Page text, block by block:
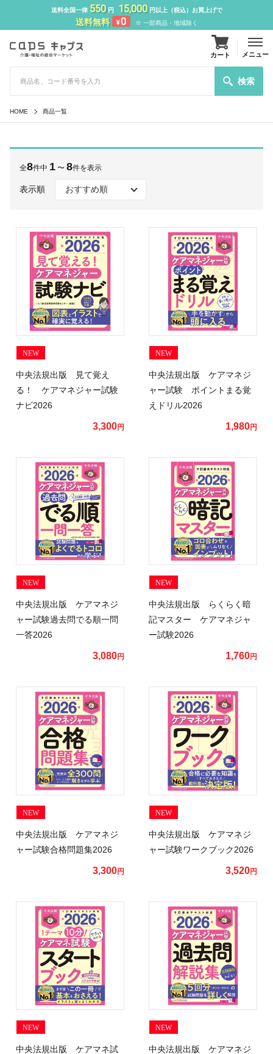
送料全国一律 550円 15,000円以上（税込）お買上げで
送料無料 ¥0 ※ 一部商品・地域除く
検索
カート メニュー
HOME 商品一覧
全8件中 1 〜 8件を表示
表示順
NEW
中央法規出版 見て覚え
る！ ケアマネジャー試験
ナビ2026
3,300円
NEW
中央法規出版 ケアマネジ
ャー試験 ポイントまる覚
えドリル2026
1,980円
NEW
中央法規出版 ケアマネジ
ャー試験過去問でる順一問
一答2026
3,080円
NEW
中央法規出版 らくらく暗
記マスター ケアマネジャ
ー試験2026
1,760円
NEW
中央法規出版 ケアマネジ
ャー試験合格問題集2026
3,300円
NEW
中央法規出版 ケアマネジ
ャー試験ワークブック2026
3,520円
NEW
中央法規出版 ケアマネ試
NEW
中央法規出版 ケアマネジ